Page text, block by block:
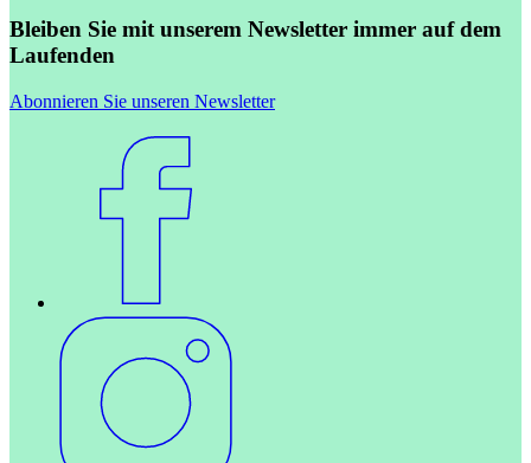
Bleiben Sie mit unserem Newsletter immer auf dem
Laufenden
Abonnieren Sie unseren Newsletter